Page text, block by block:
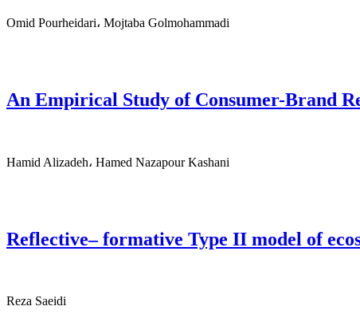
Omid Pourheidari، Mojtaba Golmohammadi
An Empirical Study of Consumer-Brand
Hamid Alizadeh، Hamed Nazapour Kashani
Reflective– formative Type II model of
Reza Saeidi